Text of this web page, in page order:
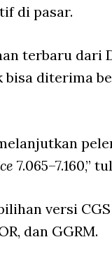
di pasar.
terbaru dari
diterima
7.065–7.160,”
versi
dan GGRM.